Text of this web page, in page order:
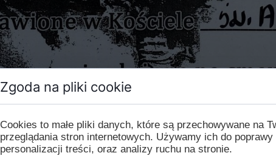
Zgoda na pliki cookie
Cookies to małe pliki danych, które są przechowywane na
przeglądania stron internetowych. Używamy ich do poprawy
personalizacji treści, oraz analizy ruchu na stronie.